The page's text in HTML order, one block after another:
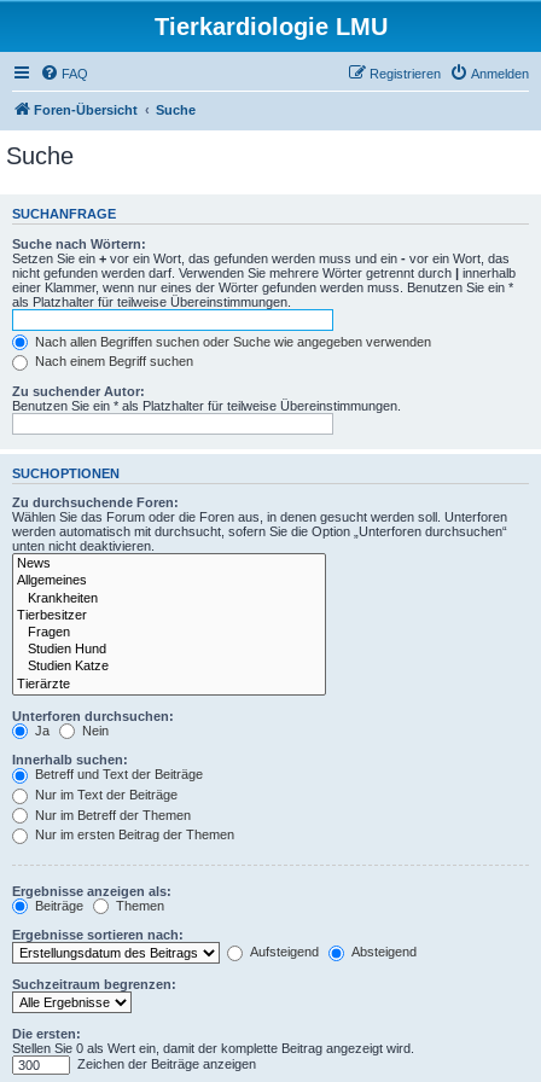
Tierkardiologie LMU
FAQ Anmelden
Registrieren
Foren-Übersicht Suche
Suche
SUCHANFRAGE
Suche nach Wörtern:
Setzen Sie ein + vor ein Wort, das gefunden werden muss und ein - vor ein Wort, das
nicht gefunden werden darf. Verwenden Sie mehrere Wörter getrennt durch | innerhalb
einer Klammer, wenn nur eines der Wörter gefunden werden muss. Benutzen Sie ein *
als Platzhalter für teilweise Übereinstimmungen.
Nach allen Begriffen suchen oder Suche wie angegeben verwenden
Nach einem Begriff suchen
Zu suchender Autor:
Benutzen Sie ein * als Platzhalter für teilweise Übereinstimmungen.
SUCHOPTIONEN
Zu durchsuchende Foren:
Wählen Sie das Forum oder die Foren aus, in denen gesucht werden soll. Unterforen
werden automatisch mit durchsucht, sofern Sie die Option „Unterforen durchsuchen“
unten nicht deaktivieren.
Unterforen durchsuchen:
Ja
Nein
Innerhalb suchen:
Betreff und Text der Beiträge
Nur im Text der Beiträge
Nur im Betreff der Themen
Nur im ersten Beitrag der Themen
Ergebnisse anzeigen als:
Beiträge
Themen
Ergebnisse sortieren nach:
Aufsteigend
Absteigend
Suchzeitraum begrenzen:
Die ersten:
Stellen Sie 0 als Wert ein, damit der komplette Beitrag angezeigt wird.
Zeichen der Beiträge anzeigen